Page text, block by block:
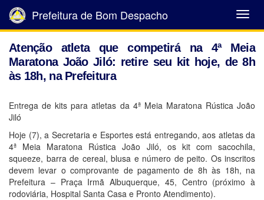
Abrir
Menu
Prefeitura de Bom Despacho
Atenção atleta que competirá na 4ª Meia
Maratona João Jiló: retire seu kit hoje, de 8h
às 18h, na Prefeitura
Entrega de kits para atletas da 4ª Meia Maratona Rústica João
Jiló
Hoje (7), a Secretaria e Esportes está entregando, aos atletas da
4ª Meia Maratona Rústica João Jiló, os kit com sacochila,
squeeze, barra de cereal, blusa e número de peito. Os inscritos
devem levar o comprovante de pagamento de 8h às 18h, na
Prefeitura – Praça Irmã Albuquerque, 45, Centro (próximo à
rodoviária, Hospital Santa Casa e Pronto Atendimento).